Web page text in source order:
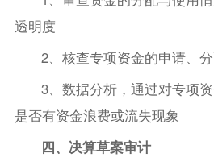
透明度
2、核查专项资金的申请、
3、数据分析，通过对专项
是否有资金浪费或流失现象
四、决算草案审计